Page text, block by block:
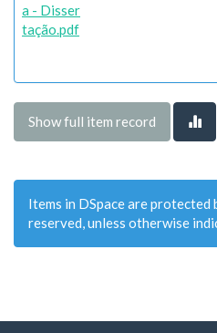
a - Disser
tação.pdf
Show full item record
Items in DSpace are
reserved, unless otherwise